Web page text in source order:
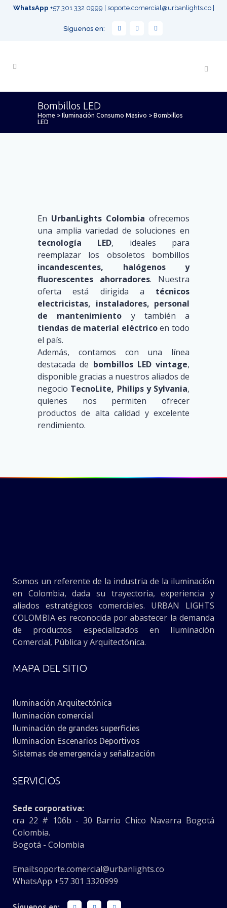
WhatsApp +57 301 332 0999 soporte.comercial@urbanlights.co|
Síguenos en:
Bombillos LED
Home > Iluminación Consumo Masivo > Bombillos
LED
En UrbanLights Colombia ofrecemos
una amplia variedad de soluciones en
tecnología LED, ideales para
reemplazar los obsoletos bombillos
incandescentes, halógenos y
fluorescentes ahorradores. Nuestra
oferta está dirigida a técnicos
electricistas, instaladores, personal
de mantenimiento y también a
tiendas de material eléctricoen todo
el país.
Además, contamos con una línea
destacada de bombillos LED vintage,
disponible gracias a nuestros aliados de
negocio TecnoLite, Philips y Sylvania,
quienes nos permiten ofrecer
productos de alta calidad y excelente
rendimiento.
Somos un referente de la industria de la iluminación
en Colombia, dada su trayectoria, experiencia y
aliados estratégicos comerciales. URBAN LIGHTS
COLOMBIA es reconocida por abastecer la demanda
de productos especializados en Iluminación
Comercial, Pública y Arquitectónica.
MAPA DEL SITIO
Iluminación Arquitectónica
Iluminación comercial
Iluminación de grandes superficies
Iluminacion Escenarios Deportivos
Sistemas de emergencia y señalización
SERVICIOS
Sede corporativa:
cra 22 # 106b - 30 Barrio Chico Navarra Bogotá
Colombia.
Bogotá - Colombia
Email:soporte.comercial@urbanlights.co
WhatsApp +57 301 3320999